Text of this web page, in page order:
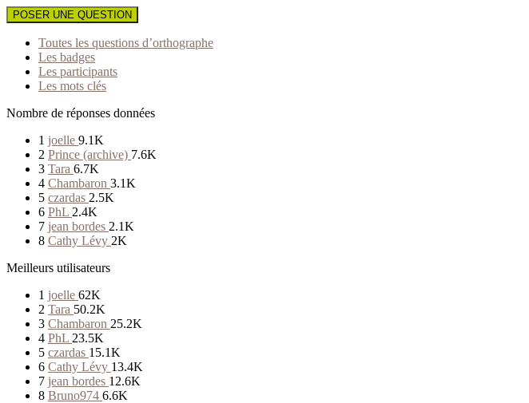
POSER UNE QUESTION
Toutes les questions d’orthographe
Les badges
Les participants
Les mots clés
Nombre de réponses données
1 joelle 9.1K
2 Prince (archive) 7.6K
3 Tara 6.7K
4 Chambaron 3.1K
5 czardas 2.5K
6 PhL 2.4K
7 jean bordes 2.1K
8 Cathy Lévy 2K
Meilleurs utilisateurs
1 joelle 62K
2 Tara 50.2K
3 Chambaron 25.2K
4 PhL 23.5K
5 czardas 15.1K
6 Cathy Lévy 13.4K
7 jean bordes 12.6K
8 Bruno974 6.6K